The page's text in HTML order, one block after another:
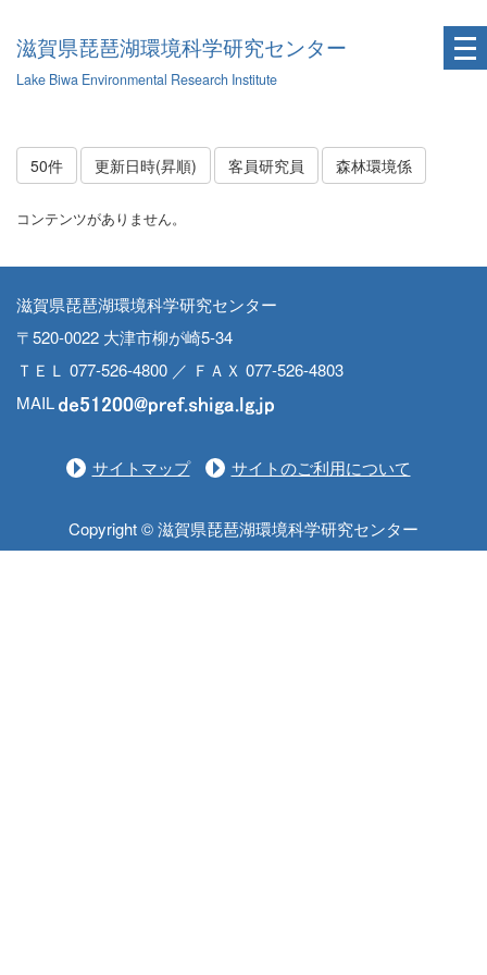
滋賀県琵琶湖環境科学研究センター
Lake Biwa Environmental Research Institute
50件 更新日時(昇順) 客員研究員 森林環境係
コンテンツがありません。
滋賀県琵琶湖環境科学研究センター
〒520-0022 大津市柳が崎5-34
ＴＥＬ 077-526-4800 ／ ＦＡＸ 077-526-4803
MAIL
サイトマップ サイトのご利用について
Copyright © 滋賀県琵琶湖環境科学研究センター